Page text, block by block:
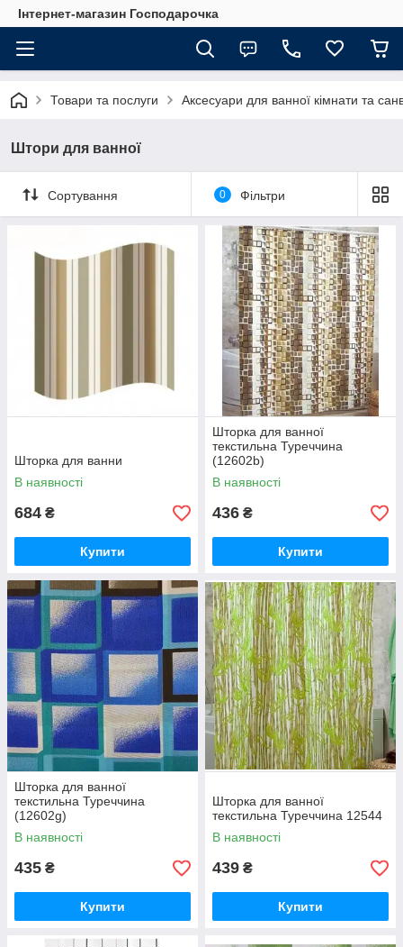
Інтернет-магазин Господарочка
Товари та послуги Аксесуари для ванної кімнати та
Штори для ванної
Сортування 0 Фільтри
Шторка для ванни
В наявності
684 ₴
Купити
Шторка для ванної
текстильна Туреччина
(12602b)
В наявності
436 ₴
Купити
Шторка для ванної
текстильна Туреччина
(12602g)
В наявності
435 ₴
Купити
Шторка для ванної
текстильна Туреччина 12544
В наявності
439 ₴
Купити